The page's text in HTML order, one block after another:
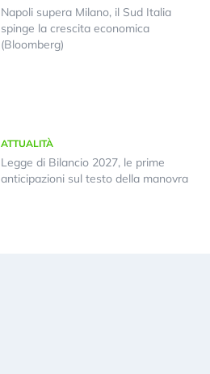
Napoli supera Milano, il Sud Italia
spinge la crescita economica
(Bloomberg)
ATTUALITÀ
Legge di Bilancio 2027, le prime
anticipazioni sul testo della manovra